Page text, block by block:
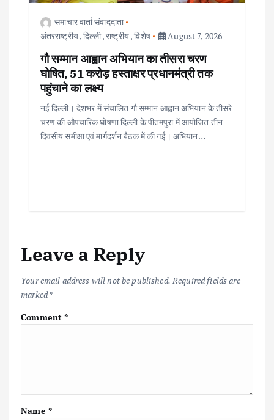
समाचार वार्ता संवाददाता
अंतरराष्ट्रीय,दिल्ली,राष्ट्रीय,विशेष August 7, 2026
गौ सम्मान आह्वान अभियान का तीसरा चरण
घोषित, 51 करोड़ हस्ताक्षर प्रधानमंत्री तक
पहुंचाने का लक्ष्य
नई दिल्ली। देशभर में संचालित गौ सम्मान आह्वान अभियान के तीसरे
चरण की औपचारिक घोषणा दिल्ली के पीतमपुरा में आयोजित तीन
दिवसीय समीक्षा एवं मार्गदर्शन बैठक में की गई। अभियान…
Leave a Reply
Your email address will not be published. Required fields are
marked*
Comment*
Name *